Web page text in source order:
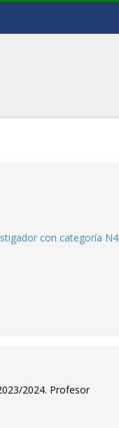
con categoría N4
2024. Profesor